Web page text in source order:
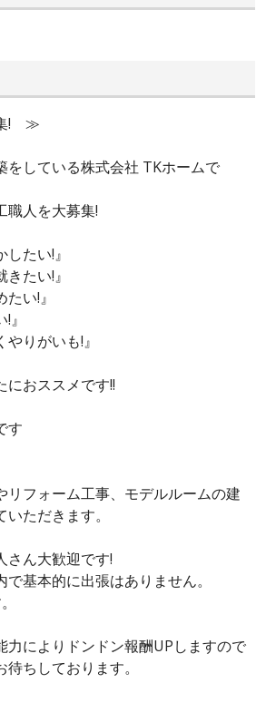
! ≫
をしている株式会社 TKホームで
職人を大募集!
たい!』
たい!』
い!』
』
やりがいも!』
におススメです!!
す
リフォーム工事、モデルルームの建
ただきます。
さん大歓迎です!
基本的に出張はありません。
力によりドンドン報酬UPしますので
ちしております。